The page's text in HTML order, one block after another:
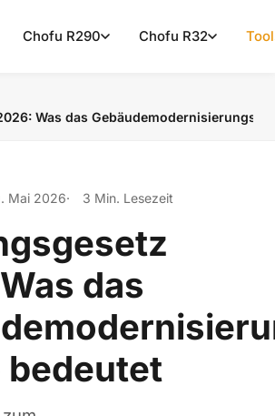
Chofu R290 Chofu R32
Was das
Mai 2026 3 Min. Lesezeit
das
bedeutet